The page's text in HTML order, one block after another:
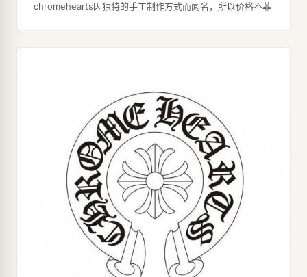
chromehearts因独特的手工制作方式而闻名，所以价格不菲